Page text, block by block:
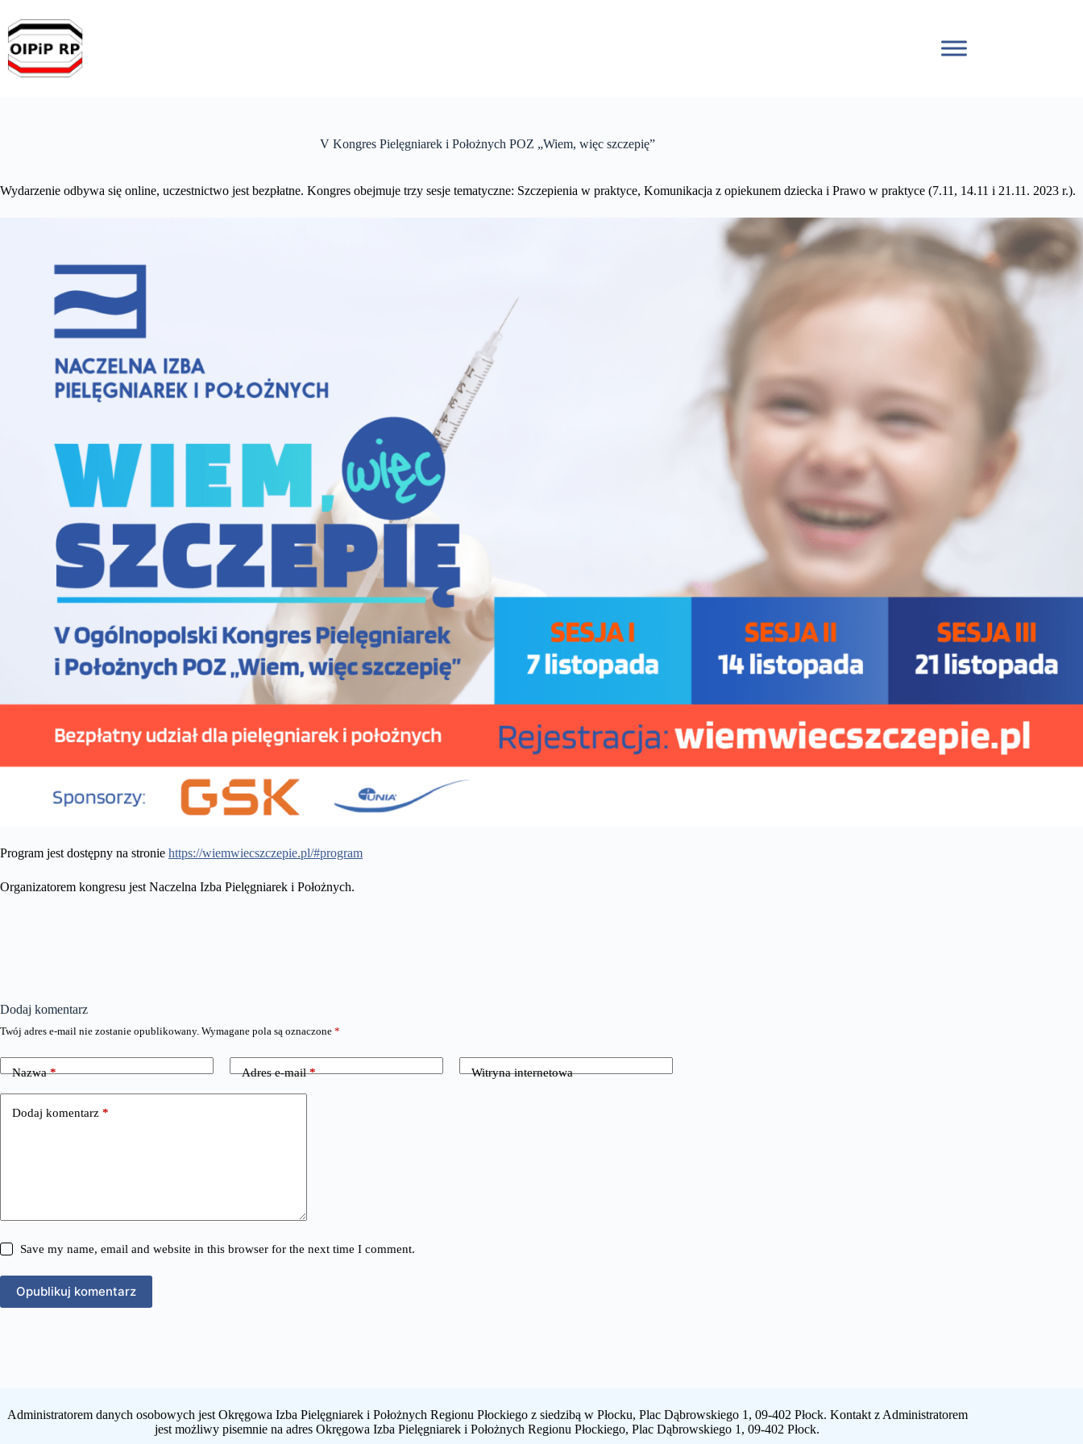
treści
V Kongres Pielęgniarek i Położnych POZ „Wiem, więc szczepię”
Wydarzenie odbywa się online, uczestnictwo jest bezpłatne. Kongres obejmuje trzy sesje tematyczne: Szczepienia w praktyce, Komunikacja z opiekunem dziecka i Prawo w praktyce (7.11, 14.11 i 21.11. 2023 r.).
Program jest dostępny na stronie https://wiemwiecszczepie.pl/#program
Organizatorem kongresu jest Naczelna Izba Pielęgniarek i Położnych.
Dodaj komentarz
Twój adres e-mail nie zostanie opublikowany. Wymagane pola są oznaczone *
Nazwa* Adres e-mail* Witryna internetowa
Dodaj komentarz *
Save my name, email and website in this browser for the next time I comment.
Opublikuj komentarz
Administratorem danych osobowych jest Okręgowa Izba Pielęgniarek i Położnych Regionu Płockiego z siedzibą w Płocku, Plac Dąbrowskiego 1, 09-402 Płock. Kontakt z Administratorem
jest możliwy pisemnie na adres Okręgowa Izba Pielęgniarek i Położnych Regionu Płockiego, Plac Dąbrowskiego 1, 09-402 Płock.